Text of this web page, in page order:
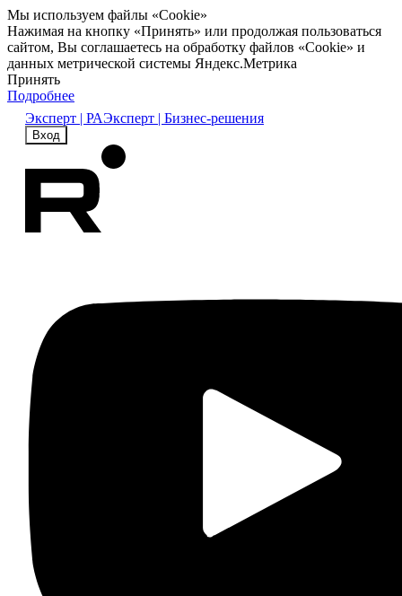
Мы используем файлы «Cookie»
Нажимая на кнопку «Принять» или продолжая пользоваться
сайтом, Вы соглашаетесь на обработку файлов «Cookie» и
данных метрической системы Яндекс.Метрика
Принять
Подробнее
Эксперт | РАЭксперт | Бизнес-решения
Вход